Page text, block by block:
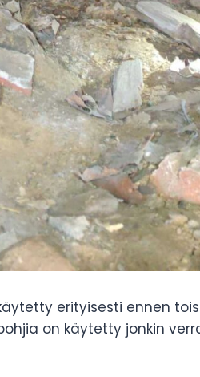
erityisesti ennen
on käytetty jonkin